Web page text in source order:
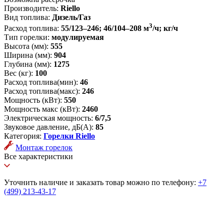
Производитель: Riello
Вид топлива: Дизель/Газ
Расход топлива: 55/123–246; 46/104–208 м3/ч; кг/ч
Тип горелки: модулируемая
Высота (мм): 555
Ширина (мм): 904
Глубина (мм): 1275
Вес (кг): 100
Расход топлива(мин): 46
Расход топлива(макс): 246
Мощность (кВт): 550
Мощность макс (кВт): 2460
Электрическая мощность: 6/7,5
Звуковое давление, дБ(А): 85
Категория: Горелки Riello
Монтаж горелок
Все характеристики
Уточнить наличие и заказать товар можно по телефону: +7
(499) 213-43-17